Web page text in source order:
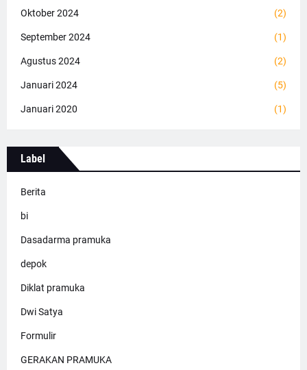
Oktober 2024 (2)
September 2024 (1)
Agustus 2024 (2)
Januari 2024 (5)
Januari 2020 (1)
Label
Berita
bi
Dasadarma pramuka
depok
Diklat pramuka
Dwi Satya
Formulir
GERAKAN PRAMUKA